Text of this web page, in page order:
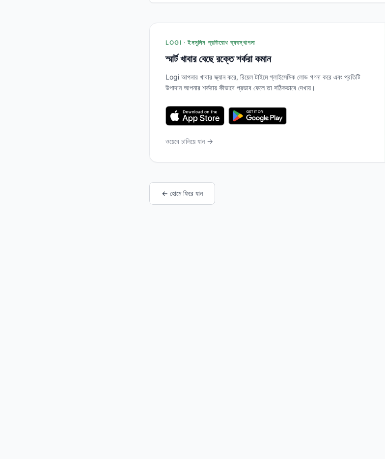
LOGI · ইনসুলিন প্রতিরোধ ব্যবস্থাপনা
স্মার্ট খাবার বেছে রক্তে শর্করা কমান
Logi আপনার খাবার স্ক্যান করে, রিয়েল টাইমে গ্লাইসেমিক লোড গণনা করে এবং প্রতিটি
উপাদান আপনার শর্করায় কীভাবে প্রভাব ফেলে তা সঠিকভাবে দেখায়।
ওয়েবে চালিয়ে যান →
← হোমে ফিরে যান